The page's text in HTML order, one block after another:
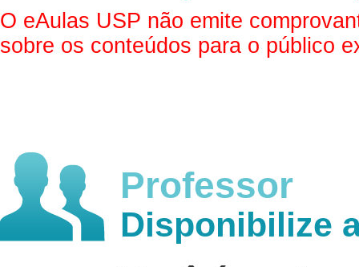
O eAulas USP não emite
sobre os conteúdos para o público
Professor
Disponibilize